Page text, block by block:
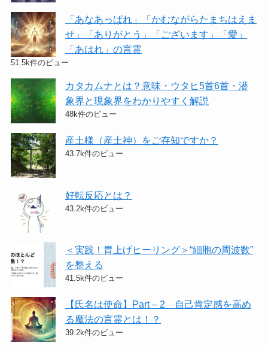
「あなあっぱれ」「かむながらたまちはえま
せ」「ありがとう」「ございます」「愛」
「あはれ」の言霊
51.5k件のビュー
カタカムナとは？意味・ウタヒ5首6首・潜
象界と現象界をわかりやすく解説
48k件のビュー
産土様（産土神）をご存知ですか？
43.7k件のビュー
好転反応とは？
43.2k件のビュー
＜実践！胃上げヒーリング＞​“細胞の周波数”
を整える
41.5k件のビュー
【氏名は使命】Part – 2 自己肯定感を高め
る魔法の言霊とは！？
39.2k件のビュー